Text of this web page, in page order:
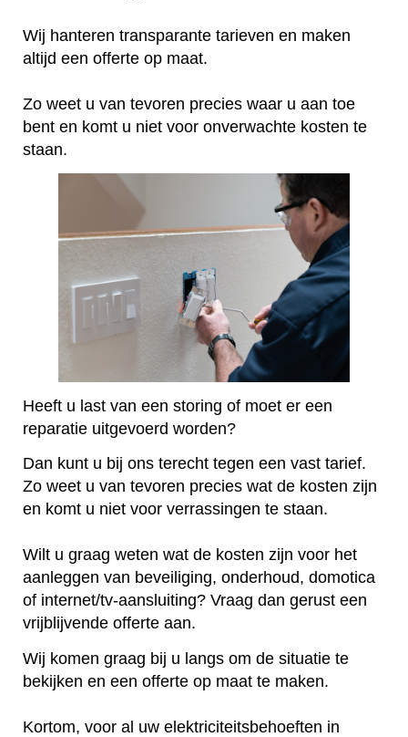
Wij hanteren transparante tarieven en maken
altijd een offerte op maat.
Zo weet u van tevoren precies waar u aan toe
bent en komt u niet voor onverwachte kosten te
staan.
Heeft u last van een storing of moet er een
reparatie uitgevoerd worden?
Dan kunt u bij ons terecht tegen een vast tarief.
Zo weet u van tevoren precies wat de kosten zijn
en komt u niet voor verrassingen te staan.
Wilt u graag weten wat de kosten zijn voor het
aanleggen van beveiliging, onderhoud, domotica
of internet/tv-aansluiting? Vraag dan gerust een
vrijblijvende offerte aan.
Wij komen graag bij u langs om de situatie te
bekijken en een offerte op maat te maken.
Kortom, voor al uw elektriciteitsbehoeften in